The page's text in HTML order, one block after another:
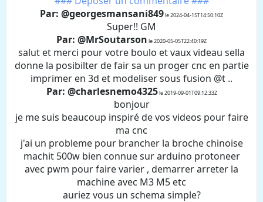
Par: @georgesmansani849le 2024-04-15T14:50:10Z
Super!! GM
Par: @MrSoutarson le 2020-05-05T22:40:19Z
salut et merci pour votre boulo et vaux videau sella
donne la posibilter de fair sa un proger cnc en partie
imprimer en 3d et modeliser sous fusion @t ..
Par: @charlesnemo4325le 2019-09-01T09:12:33Z
bonjour
je me suis beaucoup inspiré de vos videos pour faire
ma cnc
j'ai un probleme pour brancher la broche chinoise
machit 500w bien connue sur arduino protoneer
avec pwm pour faire varier , demarrer arreter la
machine avec M3 M5 etc
auriez vous un schema simple?